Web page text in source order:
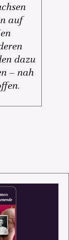
auf
dazu
– nah